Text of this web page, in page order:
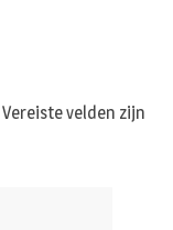
Vereiste velden zijn